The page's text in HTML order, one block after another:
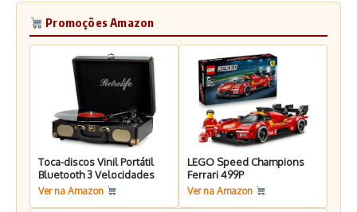
Promoções Amazon
Toca-discos Vinil Portátil
Bluetooth 3 Velocidades
Ver na Amazon
LEGO Speed Champions
Ferrari 499P
Ver na Amazon